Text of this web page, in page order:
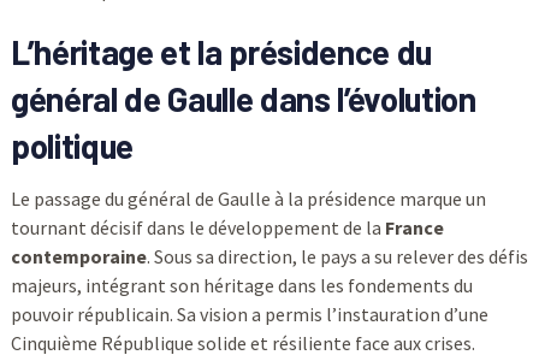
L’héritage et la présidence du
général de Gaulle dans l’évolution
politique
Le passage du général de Gaulle à la présidence marque un
tournant décisif dans le développement de la France
contemporaine. Sous sa direction, le pays a su relever des défis
majeurs, intégrant son héritage dans les fondements du
pouvoir républicain. Sa vision a permis l’instauration d’une
Cinquième République solide et résiliente face aux crises.